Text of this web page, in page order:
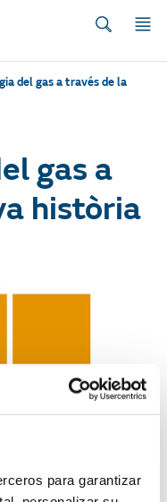
para garantizar
del gas a través de la
gas a
història